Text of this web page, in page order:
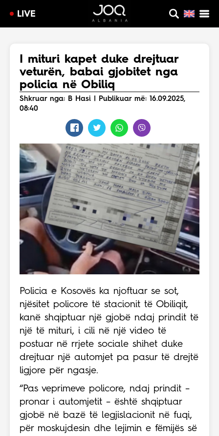
LIVE
I mituri kapet duke drejtuar
veturën, babai gjobitet nga
policia në Obiliq
Shkruar nga: B Hasi | Publikuar më: 16.09.2025,
08:40
Policia e Kosovës ka njoftuar se sot,
njësitet policore të stacionit të Obiliqit,
kanë shqiptuar një gjobë ndaj prindit të
një të mituri, i cili në një video të
postuar në rrjete sociale shihet duke
drejtuar një automjet pa pasur të drejtë
ligjore për ngasje.
“Pas veprimeve policore, ndaj prindit –
pronar i automjetit – është shqiptuar
gjobë në bazë të legjislacionit në fuqi,
për moskujdesin dhe lejimin e fëmijës së